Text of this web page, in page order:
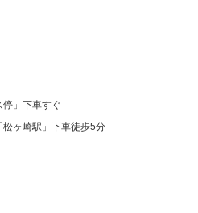
」下車すぐ
ヶ崎駅」下車徒歩5分